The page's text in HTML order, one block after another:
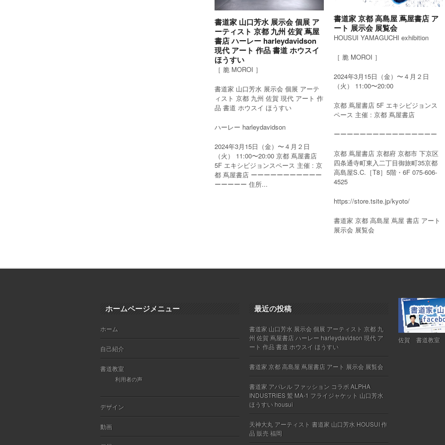
書道家 山口芳水 展示会 個展 ア
ーティスト 京都 九州 佐賀 蔦屋
書店 ハーレー harleydavidson
現代 アート 作品 書道 ホウスイ
ほうすい
［ 脆 MOROI ］
書道家 山口芳水 展示会 個展 アーテ
ィスト 京都 九州 佐賀 現代 アート 作
品 書道 ホウスイ ほうすい
ハーレー harleydavidson
2024年3月15日（金）〜４月２日
（火） 11:00〜20:00 京都 蔦屋書店
5F エキシビジョンスペース 主催 : 京
都 蔦屋書店 ーーーーーーーーーーー
ーーーーー 住所...
書道家 京都 高島屋 蔦屋書店 ア
ート 展示会 展覧会
HOUSUI YAMAGUCHI exhibition
［ 脆 MOROI ］
2024年3月15日（金）〜４月２日
（火） 11:00〜20:00
京都 蔦屋書店 5F エキシビジョンス
ペース 主催 : 京都 蔦屋書店
ーーーーーーーーーーーーーーーー
京都 蔦屋書店 京都府 京都市 下京区
四条通寺町東入二丁目御旅町35京都
高島屋S.C.［T8］5階・6F 075-606-
4525
https://store.tsite.jp/kyoto/
書道家 京都 高島屋 蔦屋 書店 アート
展示会 展覧会
ホームページメニュー
ホーム
自己紹介
書道教室
利用者の声
デザイン
動画
最近の投稿
書道家 山口芳水 展示会 個展 アーティスト 京都 九
州 佐賀 蔦屋書店 ハーレー harleydavidson 現代 ア
ート 作品 書道 ホウスイ ほうすい
書道家 京都 高島屋 蔦屋書店 アート 展示会 展覧会
書道家 アパレル ファッション コラボ ALPHA
INDUSTRIES 鷲 MA-1 フライジャケット 山口芳水
ほうすい housui
天神大丸 アーティスト 書道家 山口芳水 HOUSUI 作
品 販売 福岡
佐賀 書道教室